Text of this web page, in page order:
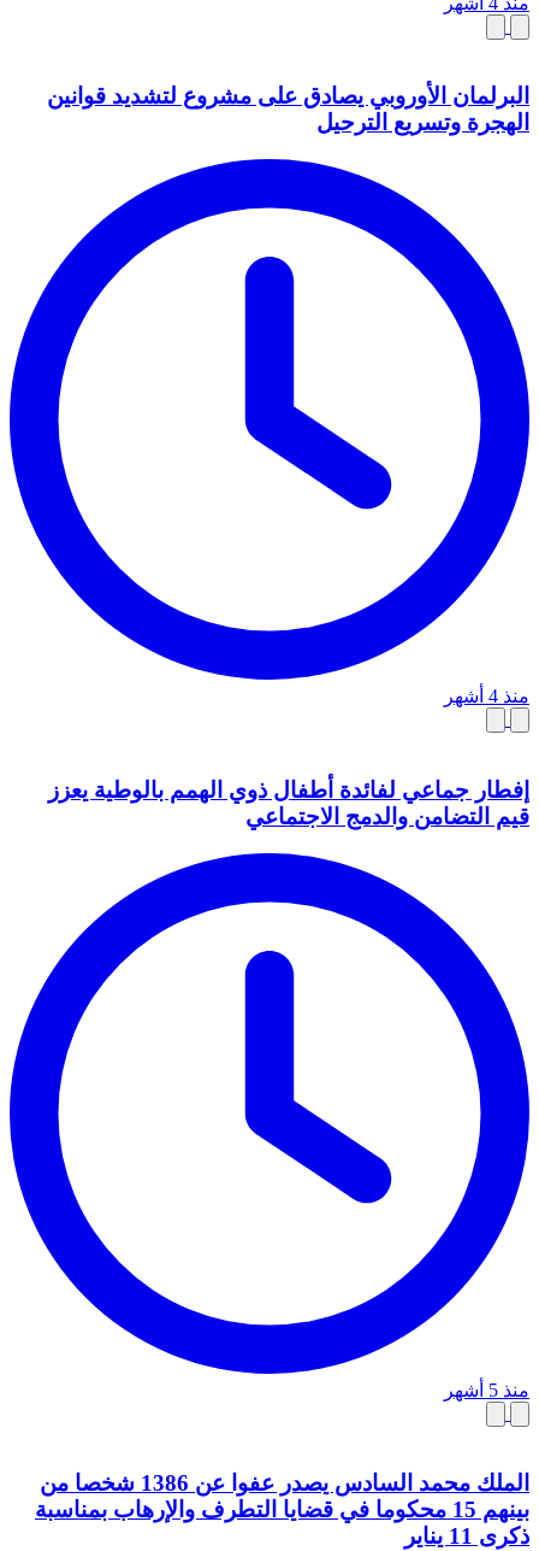
البرلمان الأوروبي يصادق على مشروع لتشديد قوانين
الهجرة وتسريع الترحيل
منذ 4 أشهر
إفطار جماعي لفائدة أطفال ذوي الهمم بالوطية يعزز
قيم التضامن والدمج الاجتماعي
منذ 5 أشهر
الملك محمد السادس يصدر عفوا عن 1386 شخصا من
بينهم 15 محكوما في قضايا التطرف والإرهاب بمناسبة
ذكرى 11 يناير